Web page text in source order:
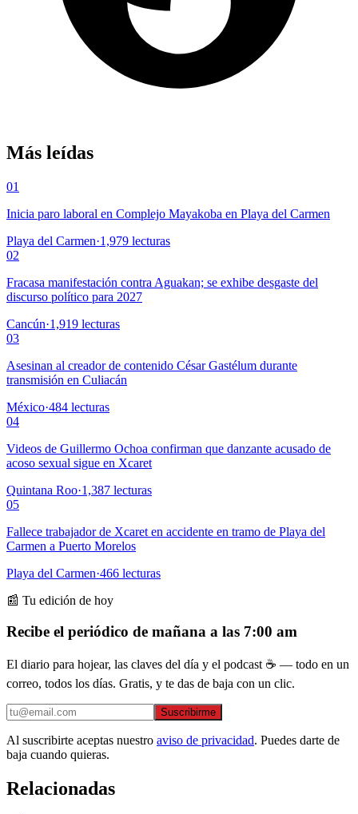
Más leídas
01
Inicia paro laboral en Complejo Mayakoba en Playa del Carmen
Playa del Carmen·1,979 lecturas
02
Fracasa manifestación contra Aguakan; se exhibe desgaste del
discurso político para 2027
Cancún·1,919 lecturas
03
Asesinan al creador de contenido César Gastélum durante
transmisión en Culiacán
México·484 lecturas
04
Videos de Guillermo Ochoa confirman que danzante acusado de
acoso sexual sigue en Xcaret
Quintana Roo·1,387 lecturas
05
Fallece trabajador de Xcaret en accidente en tramo de Playa del
Carmen a Puerto Morelos
Playa del Carmen·466 lecturas
📰 Tu edición de hoy
Recibe el periódico de mañana a las 7:00 am
El diario para hojear, las claves del día y el podcast ☕ — todo en un
correo, todos los días. Gratis, y te das de baja con un clic.
Suscribirme
Al suscribirte aceptas nuestro aviso de privacidad. Puedes darte de
baja cuando quieras.
Relacionadas